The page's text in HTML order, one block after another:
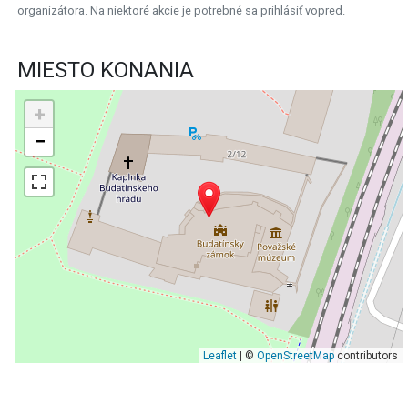
organizátora. Na niektoré akcie je potrebné sa prihlásiť vopred.
MIESTO KONANIA
+
−
Leaflet| © OpenStreetMapcontributors